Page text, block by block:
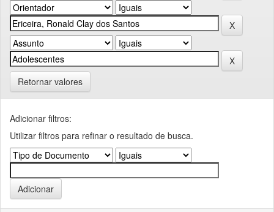
Retornar valores
Adicionar filtros:
Utilizar filtros para refinar o resultado de busca.